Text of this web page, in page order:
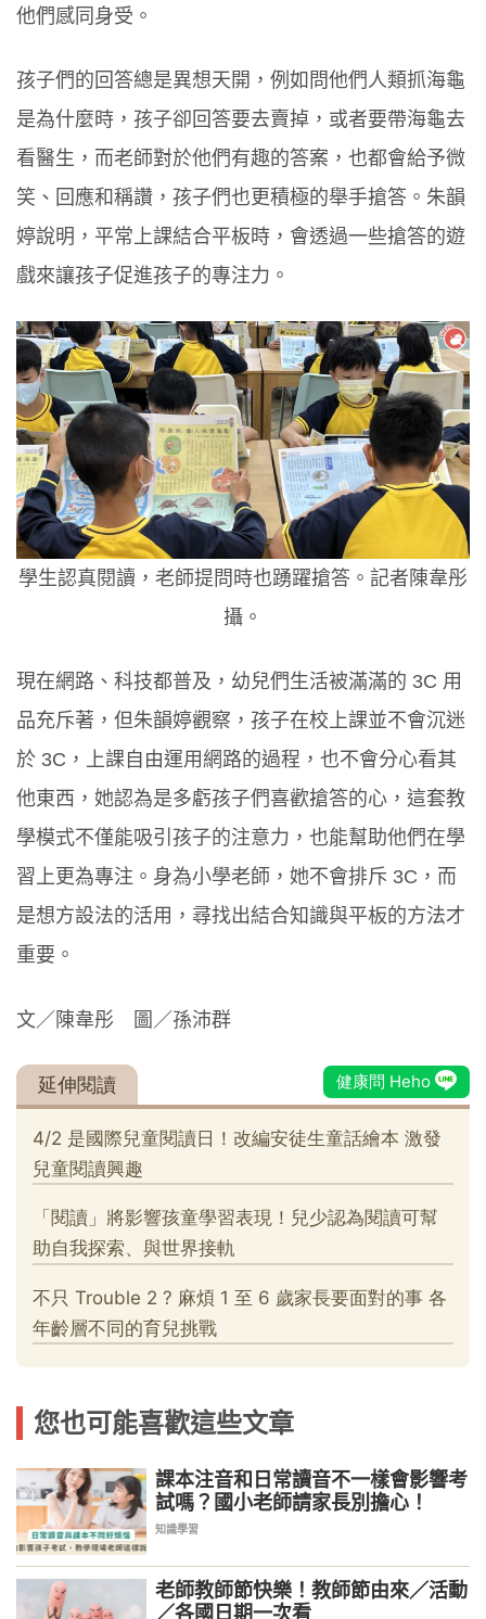
他們感同身受。
孩子們的回答總是異想天開，例如問他們人類抓海龜
是為什麼時，孩子卻回答要去賣掉，或者要帶海龜去
看醫生，而老師對於他們有趣的答案，也都會給予微
笑、回應和稱讚，孩子們也更積極的舉手搶答。朱韻
婷說明，平常上課結合平板時，會透過一些搶答的遊
戲來讓孩子促進孩子的專注力。
學生認真閱讀，老師提問時也踴躍搶答。記者陳韋彤
攝。
現在網路、科技都普及，幼兒們生活被滿滿的 3C 用
品充斥著，但朱韻婷觀察，孩子在校上課並不會沉迷
於 3C，上課自由運用網路的過程，也不會分心看其
他東西，她認為是多虧孩子們喜歡搶答的心，這套教
學模式不僅能吸引孩子的注意力，也能幫助他們在學
習上更為專注。身為小學老師，她不會排斥 3C，而
是想方設法的活用，尋找出結合知識與平板的方法才
重要。
文／陳韋彤 圖／孫沛群
您也可能喜歡這些文章
課本注音和日常讀音不一樣會影響考
試嗎？國小老師請家長別擔心！
知識學習
老師教師節快樂！教師節由來／活動
／各國日期一次看